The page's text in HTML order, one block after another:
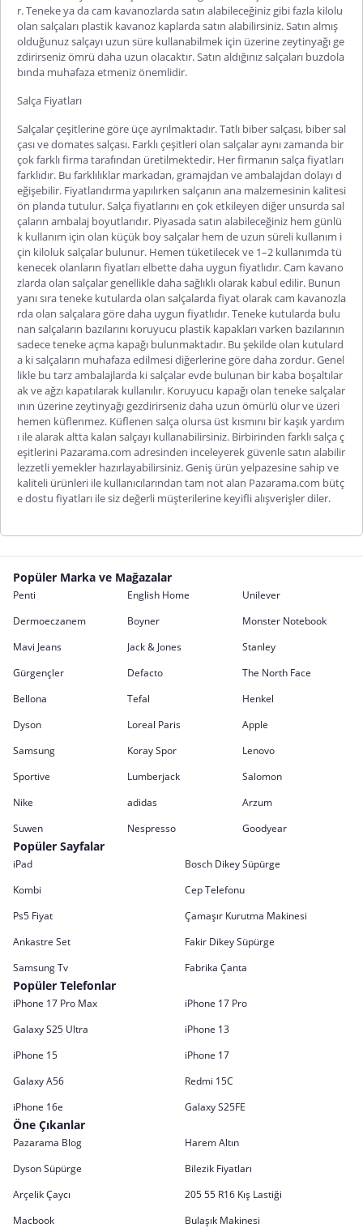
r. Teneke ya da cam kavanozlarda satın alabileceğiniz gibi fazla kilolu
olan salçaları plastik kavanoz kaplarda satın alabilirsiniz. Satın almış
olduğunuz salçayı uzun süre kullanabilmek için üzerine zeytinyağı ge
zdirirseniz ömrü daha uzun olacaktır. Satın aldığınız salçaları buzdola
bında muhafaza etmeniz önemlidir.
Salça Fiyatları
Salçalar çeşitlerine göre üçe ayrılmaktadır. Tatlı biber salçası, biber sal
çası ve domates salçası. Farklı çeşitleri olan salçalar aynı zamanda bir
çok farklı firma tarafından üretilmektedir. Her firmanın salça fiyatları
farklıdır. Bu farklılıklar markadan, gramajdan ve ambalajdan dolayı d
eğişebilir. Fiyatlandırma yapılırken salçanın ana malzemesinin kalitesi
ön planda tutulur.Salça fiyatlarını en çok etkileyen diğer unsurda sal
çaların ambalaj boyutlarıdır. Piyasada satın alabileceğiniz hem günlü
k kullanım için olan küçük boy salçalar hem de uzun süreli kullanım i
çin kiloluk salçalar bulunur. Hemen tüketilecek ve 1–2 kullanımda tü
kenecek olanların fiyatları elbette daha uygun fiyatlıdır. Cam kavano
zlarda olan salçalar genellikle daha sağlıklı olarak kabul edilir. Bunun
yanı sıra teneke kutularda olan salçalarda fiyat olarak cam kavanozla
rda olan salçalara göre daha uygun fiyatlıdır. Teneke kutularda bulu
nan salçaların bazılarını koruyucu plastik kapakları varken bazılarının
sadece teneke açma kapağı bulunmaktadır. Bu şekilde olan kutulard
a ki salçaların muhafaza edilmesi diğerlerine göre daha zordur. Genel
likle bu tarz ambalajlarda ki salçalar evde bulunan bir kaba boşaltılar
ak ve ağzı kapatılarak kullanılır. Koruyucu kapağı olan teneke salçalar
ının üzerine zeytinyağı gezdirirseniz daha uzun ömürlü olur ve üzeri
hemen küflenmez. Küflenen salça olursa üst kısmını bir kaşık yardım
ı ile alarak altta kalan salçayı kullanabilirsiniz. Birbirinden farklı salça ç
eşitlerini Pazarama.com adresinden inceleyerek güvenle satın alabilir
lezzetli yemekler hazırlayabilirsiniz. Geniş ürün yelpazesine sahip ve
kaliteli ürünleri ile kullanıcılarından tam not alan Pazarama.com bütç
e dostu fiyatları ile siz değerli müşterilerine keyifli alışverişler diler.
Popüler Marka ve Mağazalar
Penti English Home
Unilever
Dermoeczanem
Boyner
Monster Notebook
Mavi Jeans
Jack & Jones
Stanley
Gürgençler
Defacto
The North Face
Bellona
Tefal
Henkel
Dyson
Loreal Paris
Apple
Samsung
Koray Spor
Lenovo
Sportive
Lumberjack
Salomon
Nike
adidas
Arzum
Suwen
Nespresso Goodyear
Popüler Sayfalar
iPad
Bosch Dikey Süpürge
Kombi
Cep Telefonu
Ps5 Fiyat
Çamaşır Kurutma Makinesi
Ankastre Set
Fakir Dikey Süpürge
Samsung Tv
Fabrika Çanta
Popüler Telefonlar
iPhone 17 Pro Max
iPhone 17 Pro
Galaxy S25 Ultra
iPhone 13
iPhone 15
iPhone 17
Galaxy A56
Redmi 15C
iPhone 16e
Galaxy S25FE
Öne Çıkanlar
Pazarama Blog
Harem Altın
Dyson Süpürge
Bilezik Fiyatları
Arçelik Çaycı
205 55 R16 Kış Lastiği
Macbook
Bulaşık Makinesi